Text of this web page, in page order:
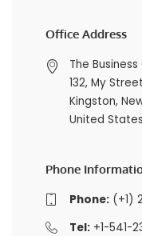
Office Address
The
132, My
Kingston,
United States
Phone
Phone:(+1)
Tel:+1-541-